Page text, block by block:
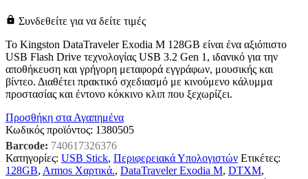
Συνδεθείτε για να δείτε τιμές
Το Kingston DataTraveler Exodia M 128GB είναι ένα αξιόπιστο
USB Flash Drive τεχνολογίας USB 3.2 Gen 1, ιδανικό για την
αποθήκευση και γρήγορη μεταφορά εγγράφων, μουσικής και
βίντεο. Διαθέτει πρακτικό σχεδιασμό με κινούμενο κάλυμμα
προστασίας και έντονο κόκκινο κλιπ που ξεχωρίζει.
Προσθήκη στα Αγαπημένα
Κωδικός προϊόντος: 1380505
Barcode: 740617326376
Κατηγορίες: USB Stick, Περιφερειακά Υπολογιστών Ετικέτες:
128GB, Armos Χαρτικά., DataTraveler Exodia M, DTXM,